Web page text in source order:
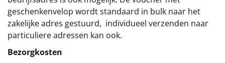
geschenkenvelop wordt standaard in bulk naar het
zakelijke adres gestuurd, individueel verzenden naar
particuliere adressen kan ook.
Bezorgkosten